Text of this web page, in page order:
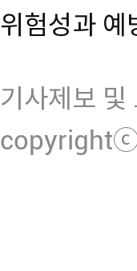
위험성과 예
기사제보
copyrightⓒ